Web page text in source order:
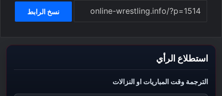
نسخ الرابط
استطلاع الرأي
الترجمة وقت المباريات او النزالات